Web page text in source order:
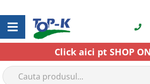
to
Content
Click aici pt SHOP